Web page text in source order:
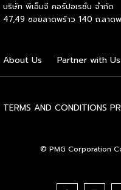
ไปพัฒนาต่อจนสามารถขายไ
วิจัยที่อยู่ในห้องแล็บ โดยสิ
แปรรูปเป็นเมนูอาหาร-เครื่อ
โดยนำ ‘น้ำผึ้ง’ ที่ไม่ได้นำม
สร้างประสบการณ์ให้คนในง
บริษัท พีเอ็มจี คอร์ปอเรชั่น จำกัด
47,49 ซอยลาดพร้าว 140 ถ.ลาด
About Us Partner with Us
TERMS AND CONDITIONS
© PMG Corporation